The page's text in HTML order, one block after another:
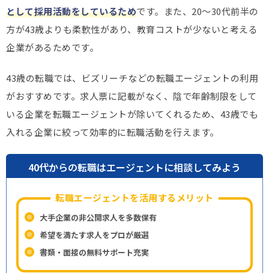
として採用活動をしているためです。また、20～30代前半の
方が43歳よりも柔軟性があり、教育コストが少ないと考える
企業があるためです。
43歳の転職では、ビズリーチなどの転職エージェントの利用
がおすすめです。求人票に記載がなく、陰で年齢制限をして
いる企業を転職エージェントが除いてくれるため、43歳でも
入れる企業に絞って効率的に転職活動を行えます。
40代からの転職はエージェントに相談してみよう
転職エージェントを活用するメリット
大手企業の非公開求人を多数保有
希望を満たす求人をプロが厳選
書類・面接の無料サポート充実